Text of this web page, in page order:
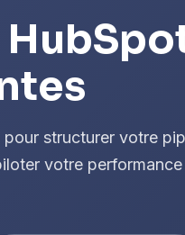
structurer votre
votre performance